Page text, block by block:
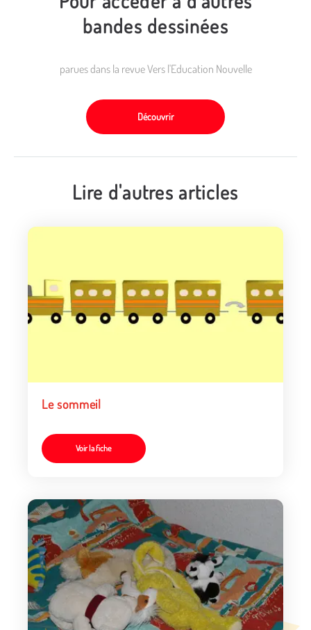
bandes dessinées
parues dans la revue Vers l'Education Nouvelle
Découvrir
Lire d'autres articles
Le sommeil
Voir la fiche